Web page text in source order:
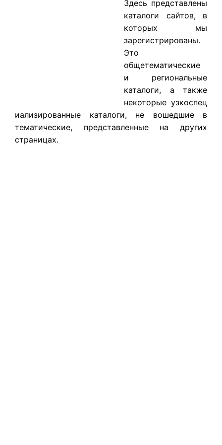
​Здесь представлены
каталоги сайтов, в
которых мы
зарегистрированы.
Это
общетематические
и региональные
каталоги, а также
некоторые узкоспец
иализированные каталоги, не вошедшие в
тематические, представленные на других
страницах.